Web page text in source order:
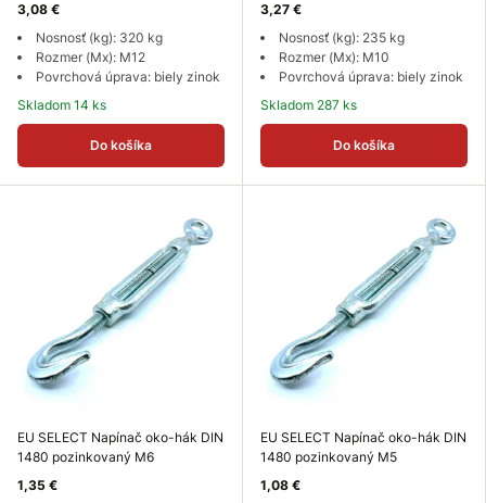
3,08 €
Nosnosť (kg): 320 kg
Rozmer (Mx): M12
Povrchová úprava: biely zinok
Skladom 14 ks
Do košíka
3,27 €
Nosnosť (kg): 235 kg
Rozmer (Mx): M10
Povrchová úprava: biely zinok
Skladom 287 ks
Do košíka
EU SELECT Napínač oko-hák DIN
1480 pozinkovaný M6
1,35 €
EU SELECT Napínač oko-hák DIN
1480 pozinkovaný M5
1,08 €